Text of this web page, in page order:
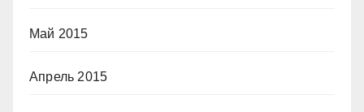
Май 2015
Апрель 2015